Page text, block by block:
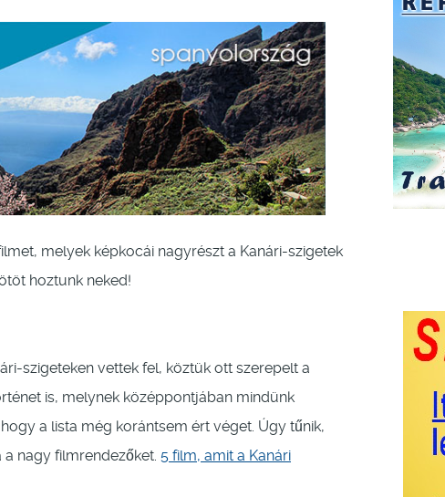
melyek képkocái nagyrészt a Kanári-szigetek
hoztunk neked!
szigeteken vettek fel, köztük ott szerepelt a
is, melynek középpontjában mindünk
a lista még korántsem ért véget. Úgy tűnik,
nagy filmrendezőket. 5 film, amit a Kanári